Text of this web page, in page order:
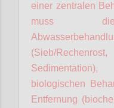
einer zentralen
muss die
(Sieb/Rechenrost,
biologischen
Entfernung